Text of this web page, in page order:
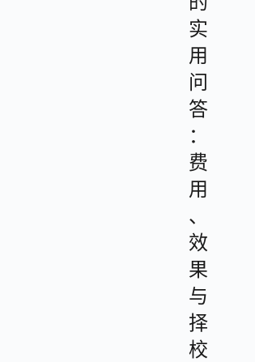
实
用
问
答
：
费
用
、
效
果
与
择
校